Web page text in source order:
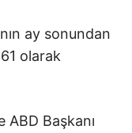
ay sonundan
olarak
ABD Başkanı